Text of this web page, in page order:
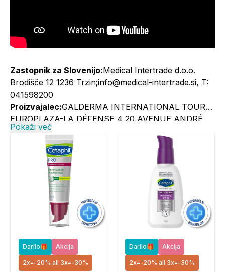
Zastopnik za Slovenijo:Medical Intertrade d.o.o.
Brodišče 12 1236 Trzin;info@medical-intertrade.si, T:
041598200
Proizvajalec:GALDERMA INTERNATIONAL TOUR
EUROPLAZA-LA DÉFENSE 4 20 AVENUE ANDRÉ
PROTIN F-92927 LA DÉFENSE CEDEX.
Pokaži več
Darilo🎁 Akcija
2x=-20% ali 3x=-30%
Darilo🎁 Akcija
2x=-20% ali 3x=-30%